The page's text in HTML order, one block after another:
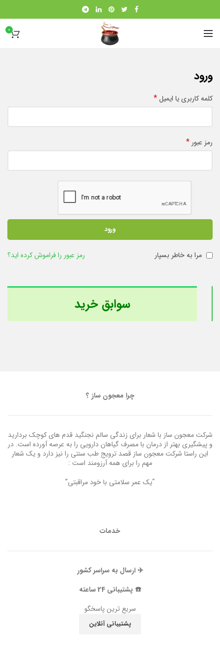
0
ورود
کلمه کاربری یا ایمیل*
رمز عبور *
ورود
رمز عبور را فراموش کرده اید؟ مرا به خاطر بسپار
سوابق خرید
چرا معجون ساز ؟
شرکت معجون ساز با شعار برای زندگی سالم نجنگید قدم های کوچک بردارید
و پیشگیری بهتر از درمان با مصرف گیاهان دارویی را به عرصه آورده است. در
این راستا شرکت معجون ساز قصد ترویج طب سنتی را نیز دارد و یک شعار
مهم را برای همه آرزومند است :
“یک عمر سلامتی با خود مراقبتی”
خدمات
✈️ ارسال به سراسر کشور
☎️ پشتیبانی 24 ساعته
سریع ترین پاسخگو
پشتیبانی آنلاین